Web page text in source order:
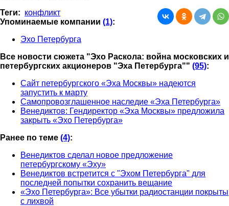
Теги: конфликт
Упоминаемые компании (1):
Эхо Петербурга
Все новости сюжета "Эхо Раскола: война московских и
петербургских акционеров "Эха Петербурга"" (95):
Сайт петербургского «Эха Москвы» надеются
запустить к марту
Самопровозглашенное наследие «Эха Петербурга»
Венедиктов: Гендиректор «Эха Москвы» предложила
закрыть «Эхо Петербурга»
Ранее по теме (4):
Венедиктов сделал новое предложение
петербургскому «Эху»
Венедиктов встретится с "Эхом Петербурга" для
последней попытки сохранить вещание
«Эхо Петербурга»: Все убытки радиостанции покрыты
с лихвой